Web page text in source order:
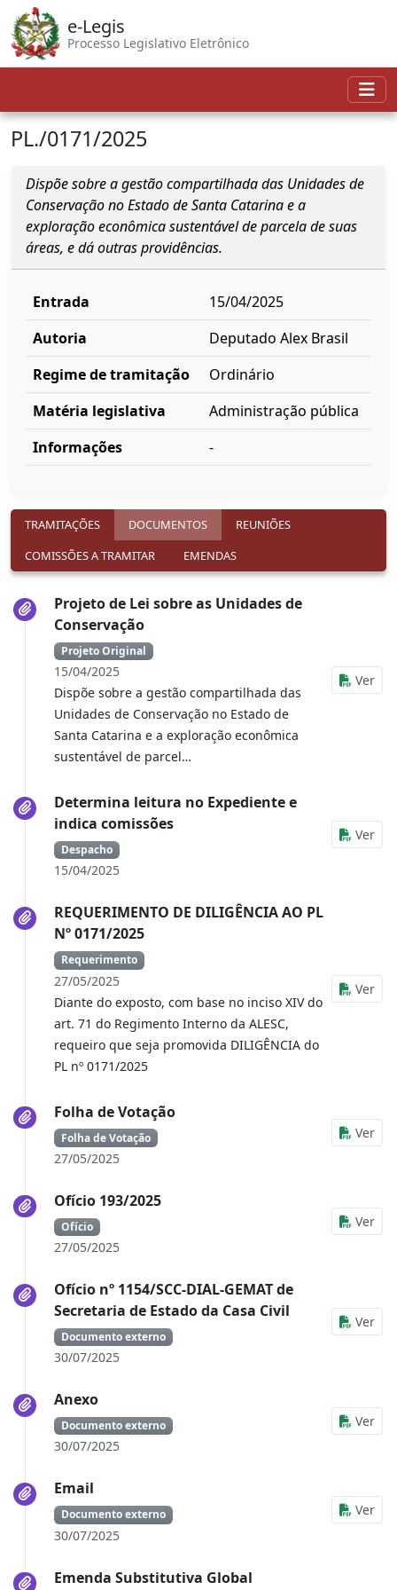
e-Legis
Processo Legislativo Eletrônico
PL./0171/2025
Dispõe sobre a gestão compartilhada das Unidades de
Conservação no Estado de Santa Catarina e a
exploração econômica sustentável de parcela de suas
áreas, e dá outras providências.
Entrada
15/04/2025
Autoria
Deputado Alex Brasil
Regime de tramitação
Ordinário
Matéria legislativa
Administração pública
Informações
-
TRAMITAÇÕES DOCUMENTOS
REUNIÕES
COMISSÕES A TRAMITAR
EMENDAS
Projeto de Lei sobre as Unidades de
Conservação
Projeto Original
15/04/2025
Dispõe sobre a gestão compartilhada das
Unidades de Conservação no Estado de
Santa Catarina e a exploração econômica
sustentável de parcel…
Ver
Determina leitura no Expediente e
indica comissões
Despacho
15/04/2025
Ver
REQUERIMENTO DE DILIGÊNCIA AO PL
Nº 0171/2025
Requerimento
27/05/2025
Diante do exposto, com base no inciso XIV do
art. 71 do Regimento Interno da ALESC,
requeiro que seja promovida DILIGÊNCIA do
PL nº 0171/2025
Ver
Folha de Votação
Folha de Votação
27/05/2025
Ver
Ofício 193/2025
Ofício
27/05/2025
Ver
Ofício nº 1154/SCC-DIAL-GEMAT de
Secretaria de Estado da Casa Civil
Documento externo
30/07/2025
Ver
Anexo
Documento externo
30/07/2025
Ver
Email
Documento externo
30/07/2025
Ver
Emenda Substitutiva Global